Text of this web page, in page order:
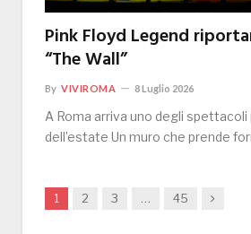
Pink Floyd Legend
“The Wall”
By VIVIROMA 8 Luglio 2026
A Roma arriva uno degli
dell’estate Un muro che prende
1 2 3 … 45 Next